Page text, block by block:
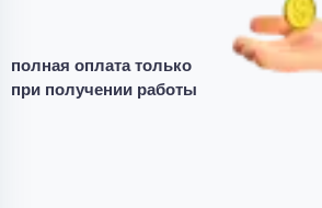
полная оплата только
при получении работы